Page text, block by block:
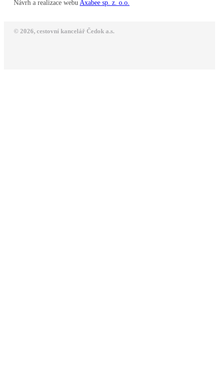
Návrh a realizace webu Axabee sp. z. o.o.
© 2026, cestovní kancelář Čedok a.s.